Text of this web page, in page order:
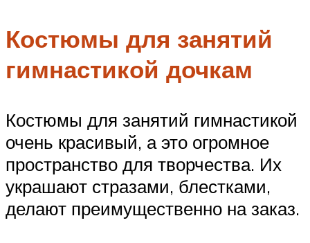
Костюмы для занятий
гимнастикой дочкам
Костюмы для занятий гимнастикой
очень красивый, а это огромное
пространство для творчества. Их
украшают стразами, блестками,
делают преимущественно на заказ.